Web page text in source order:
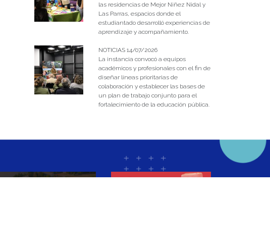
las residencias de Mejor Niñez Nidal y
Las Parras, espacios donde el
estudiantado desarrolló experiencias de
aprendizaje y acompañamiento.
NOTICIAS 14/07/2026
La instancia convocó a equipos
académicos y profesionales con el fin de
diseñar líneas prioritarias de
colaboración y establecer las bases de
un plan de trabajo conjunto para el
fortalecimiento de la educación pública.